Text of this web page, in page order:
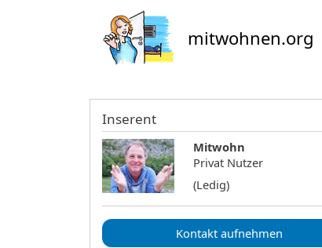
mitwohnen.org
Inserent
Mitwohn
Privat Nutzer
(Ledig)
Kontakt aufnehmen